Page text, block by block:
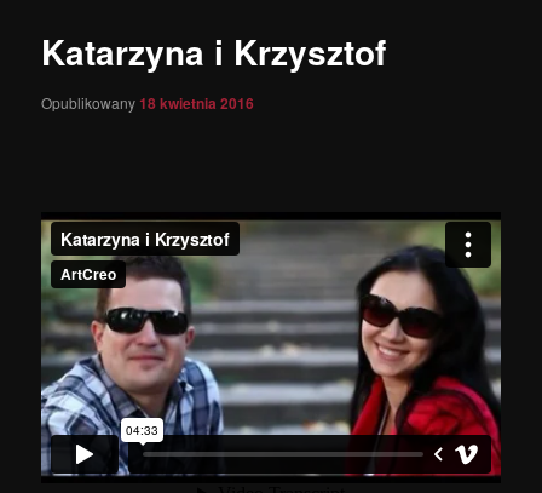
Katarzyna i Krzysztof
Opublikowany18 kwietnia 2016